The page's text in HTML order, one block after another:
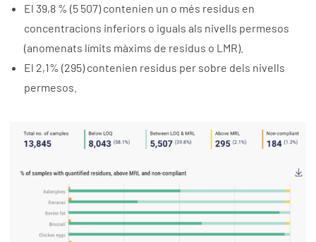
El 39,8 % (5 507) contenien un o més residus en
concentracions inferiors o iguals als nivells permesos
(anomenats límits màxims de residus o LMR).
El 2,1% (295) contenien residus per sobre dels nivells
permesos.